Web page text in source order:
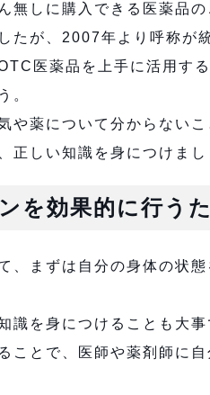
無しに購入できる医薬品の
たが、2007年より呼称が
医薬品を上手に活用す
う。
や薬について分からない
正しい知識を身につけまし
を効果的に行う
、まずは自分の身体の状
識を身につけることも大事
ことで、医師や薬剤師に